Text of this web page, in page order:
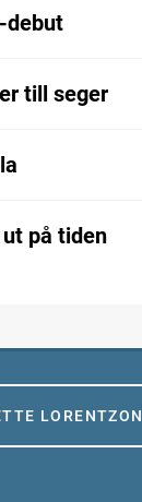
debut
till seger
på tiden
LORENTZON